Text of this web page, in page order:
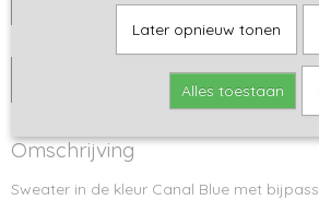
IN WINKELWAGEN
Omschrijving
Sweater in de kleur Canal Blue met
Later opnieuw tonen
Alles toestaan